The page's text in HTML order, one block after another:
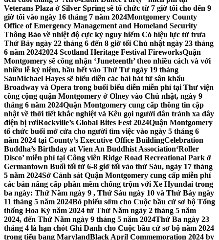
Veterans Plaza ở Silver Spring sẽ tổ chức từ 7 giờ tối cho đến 9
giờ tối vào ngày 16 tháng 7 năm 2024Montgomery County
Office of Emergency Management and Homeland Security
Thông Báo về nhiệt độ cực kỳ nguy hiểm Có hiệu lực từ trưa
Thứ Bảy ngày 22 tháng 6 đến 8 giờ tối Chủ nhật ngày 23 tháng
6 năm 20242024 Scotland Heritage Festival FireworksQuận
Montgomery sẽ công nhận ‘Juneteenth’ theo nhiều cách và với
nhiều lễ kỷ niệm, hầu hết vào Thứ Tư ngày 19 tháng
SáuMichael Hayes sẽ biểu diễn các bài hát từ sân khấu
Broadway và Opera trong buổi biểu diễn miễn phí tại Thư viện
công cộng quận Montgomery ở Olney vào Chủ nhật, ngày 9
tháng 6 năm 2024Quận Montgomery cung cấp thông tin cập
nhật về thời tiết khắc nghiệt và Kêu gọi người dân tránh xa dây
điện bị rơiRockville’s Global Bites Fest 2024Quận Montgomery
tổ chức buổi mở cửa cho người tìm việc vào ngày 5 tháng 6
năm 2024 tại County’s Executive Office BuildingCelebration
Buddha’s Birthday at Vien An Buddhist Association‘Roller
Disco’ miễn phí tại Công viên Ridge Road Recreational Park ở
Germantown Buổi tối từ 6-8 giờ tối vào thứ Sáu, ngày 17 tháng
5 năm 2024Sở Cảnh sát Quận Montgomery cung cấp miễn phí
các bản nâng cấp phần mềm chống trộm với Xe Hyundai trong
ba ngày: Thứ Năm ngày 9 , Thứ Sáu ngày 10 và Thứ Bảy ngày
11 tháng 5 năm 2024Bỏ phiếu sớm cho Cuộc bầu cử sơ bộ Tổng
thống Hoa Kỳ năm 2024 từ Thứ Năm ngày 2 tháng 5 năm
2024, đến Thứ Năm ngày 9 tháng 5 năm 2024Thứ Ba ngày 23
tháng 4 là hạn chót Ghi Danh cho Cuộc bầu cử sơ bộ năm 2024
trong tiểu bang MarylandBlack April Commemoration 2024 by